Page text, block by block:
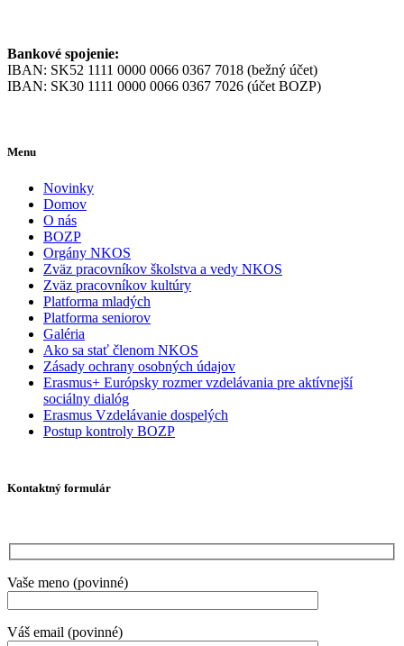
Bankové spojenie:
IBAN: SK52 1111 0000 0066 0367 7018 (bežný účet)
IBAN: SK30 1111 0000 0066 0367 7026 (účet BOZP)
Menu
Novinky
Domov
O nás
BOZP
Orgány NKOS
Zväz pracovníkov školstva a vedy NKOS
Zväz pracovníkov kultúry
Platforma mladých
Platforma seniorov
Galéria
Ako sa stať členom NKOS
Zásady ochrany osobných údajov
Erasmus+ Európsky rozmer vzdelávania pre aktívnejší
sociálny dialóg
Erasmus Vzdelávanie dospelých
Postup kontroly BOZP
Kontaktný formulár
Vaše meno (povinné)
Váš email (povinné)